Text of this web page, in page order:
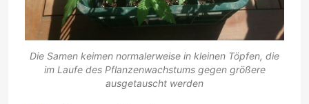
Die Samen keimen normalerweise in kleinen Töpfen, die
im Laufe des Pflanzenwachstums gegen größere
ausgetauscht werden